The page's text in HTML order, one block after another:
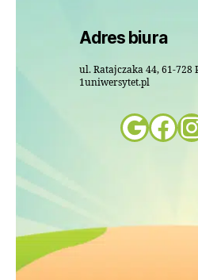
Adres biura
ul. Ratajczaka 44, 61-728
1uniwersytet.pl